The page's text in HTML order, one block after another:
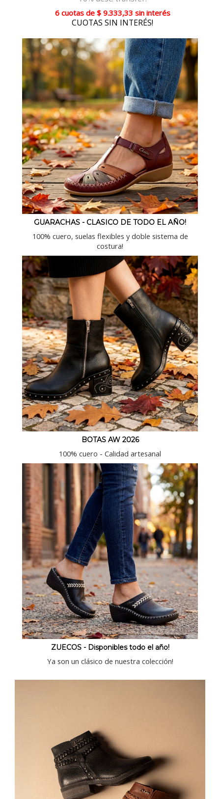
6 cuotasde $ 9.333,33 sin interés
CUOTAS SIN INTERÉS!
GUARACHAS - CLASICO DE TODO EL AÑO!
100% cuero, suelas flexibles y doble sistema de
costura!
BOTAS AW 2026
100% cuero - Calidad artesanal
ZUECOS - Disponibles todo el año!
Ya son un clásico de nuestra colección!